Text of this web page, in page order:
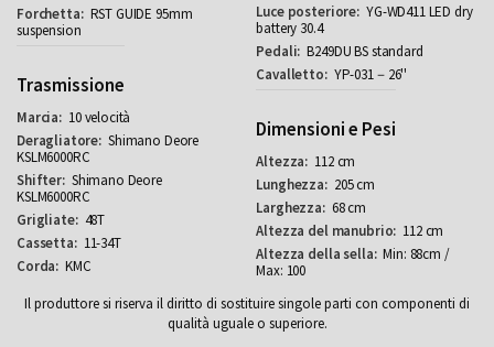
RST GUIDE 95mm
suspension
Trasmissione
10 velocità
Shimano Deore
KSLM6000RC
Shimano Deore
KSLM6000RC
48T
11-34T
KMC
YG-WD411 LED dry
battery 30.4
B249DU BS standard
YP-031－26''
Dimensioni e Pesi
112 cm
205 cm
68 cm
112 cm
Min: 88cm /
Max: 100
Il produttore si riserva il diritto di sostituire singole parti con componenti di
qualità uguale o superiore.